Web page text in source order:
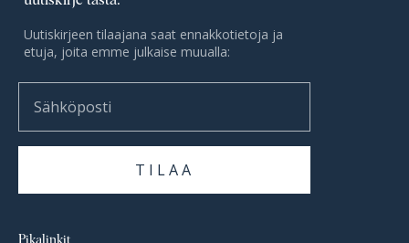
Uutiskirjeen tilaajana saat ennakkotietoja ja
etuja, joita emme julkaise muualla:
TILAA
Pikalinkit